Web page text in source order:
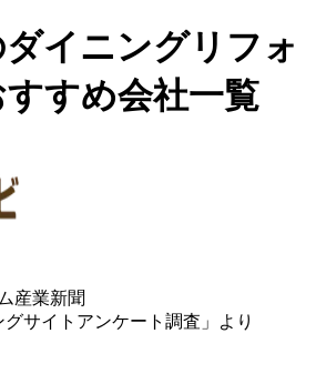
イニングリフォ
すめ会社一覧
産業新聞
グサイトアンケート調査」より